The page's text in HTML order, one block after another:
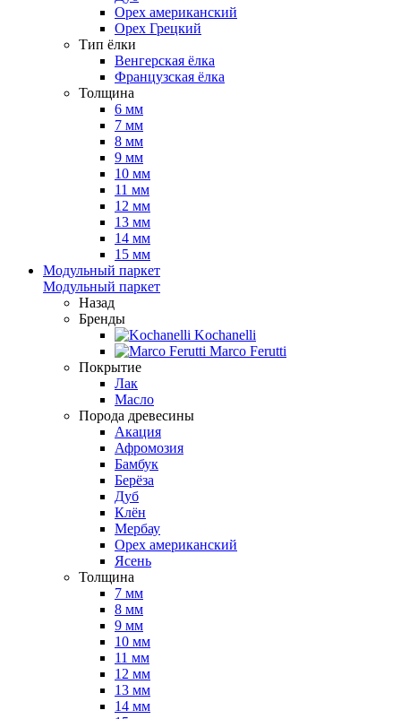
Орех американский
Орех Грецкий
Тип ёлки
Венгерская ёлка
Французская ёлка
Толщина
6 мм
7 мм
8 мм
9 мм
10 мм
11 мм
12 мм
13 мм
14 мм
15 мм
Модульный паркет
Модульный паркет
Назад
Бренды
Kochanelli
Marco Ferutti
Покрытие
Лак
Масло
Порода древесины
Акация
Афромозия
Бамбук
Берёза
Дуб
Клён
Мербау
Орех американский
Ясень
Толщина
7 мм
8 мм
9 мм
10 мм
11 мм
12 мм
13 мм
14 мм